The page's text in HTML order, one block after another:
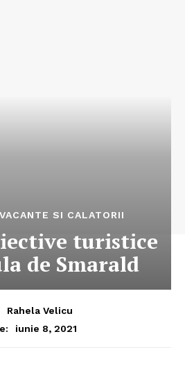
VACANTE SI CALATORII
turistice
de Smarald
Rahela Velicu
iunie 8, 2021